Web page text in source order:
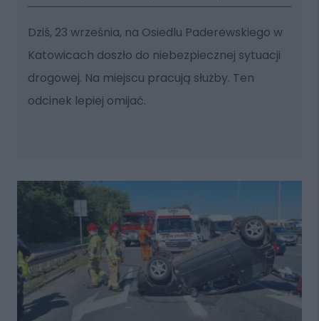
Dziś, 23 września, na Osiedlu Paderewskiego w
Katowicach doszło do niebezpiecznej sytuacji
drogowej. Na miejscu pracują służby. Ten
odcinek lepiej omijać.